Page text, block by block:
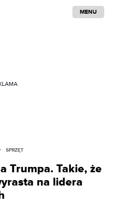
MENU
SPRZĘT
Trumpa. Takie, że
na lidera